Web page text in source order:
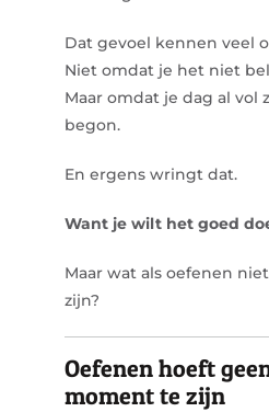
Dat gevoel kennen veel
Niet omdat je het niet
Maar omdat je dag al vol
begon.
En ergens wringt dat.
Want je wilt het goed
Maar wat als oefenen
zijn?
Oefenen hoeft
moment te zijn